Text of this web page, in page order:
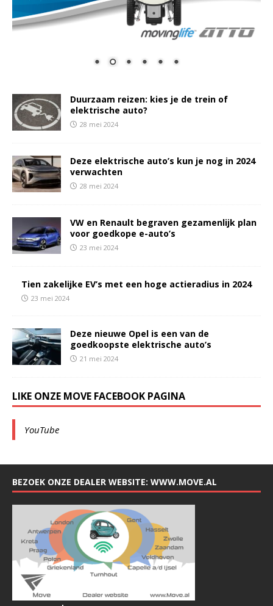
Duurzaam reizen: kies je de trein of
elektrische auto?
28 mei 2024
Deze elektrische auto’s kun je nog in 2024
verwachten
28 mei 2024
VW en Renault begraven gezamenlijk plan
voor goedkope e-auto’s
23 mei 2024
Tien zakelijke EV’s met een hoge actieradius in 2024
23 mei 2024
Deze nieuwe Opel is een van de
goedkoopste elektrische auto’s
21 mei 2024
LIKE ONZE MOVE FACEBOOK PAGINA
YouTube
BEZOEK ONZE DEALER WEBSITE: WWW.MOVE.AL